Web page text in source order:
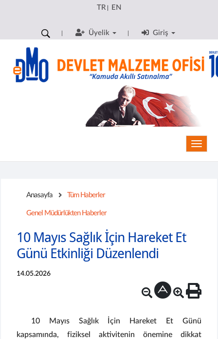
TR| EN
Üyelik Giriş
Anasayfa Tüm Haberler
Genel Müdürlükten Haberler
10 Mayıs Sağlık İçin Hareket Et
Günü Etkinliği Düzenlendi
14.05.2026
10 Mayıs Sağlık İçin Hareket Et Günü
kapsamında, fiziksel aktivitenin önemine dikkat